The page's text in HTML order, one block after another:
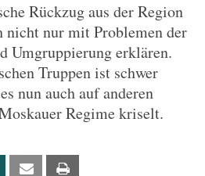
Rückzug aus der Region
nicht nur mit Problemen der
Umgruppierung erklären.
Truppen ist schwer
nun auch auf anderen
Regime kriselt.
Xing Email